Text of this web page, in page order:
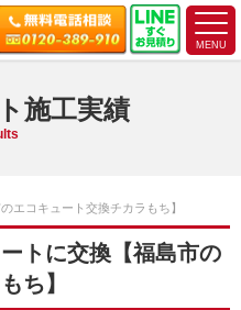
施工実績
エコキュート交換チカラもち】
トに交換【福島市の
ち】